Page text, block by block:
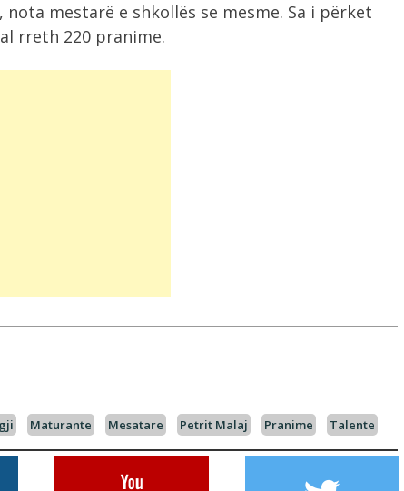
mestarë e shkollës se mesme. Sa i përket
rreth 220 pranime.
Maturante Mesatare Petrit Malaj Pranime Talente